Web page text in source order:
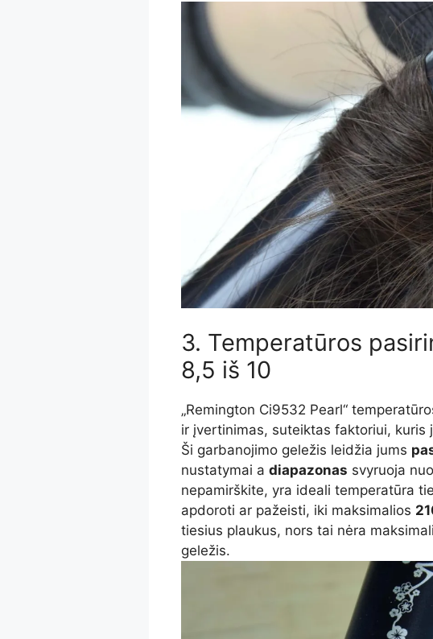
3. Temperatūros
8,5 iš 10
„Remington Ci9532 Pearl“
ir įvertinimas, suteiktas faktoriui, kuris
Ši garbanojimo geležis leidžia jums
nustatymai a diapazonas svyruoja
nepamirškite, yra ideali temperatūra
apdoroti ar pažeisti, iki maksimalios
tiesius plaukus, nors tai nėra
geležis.